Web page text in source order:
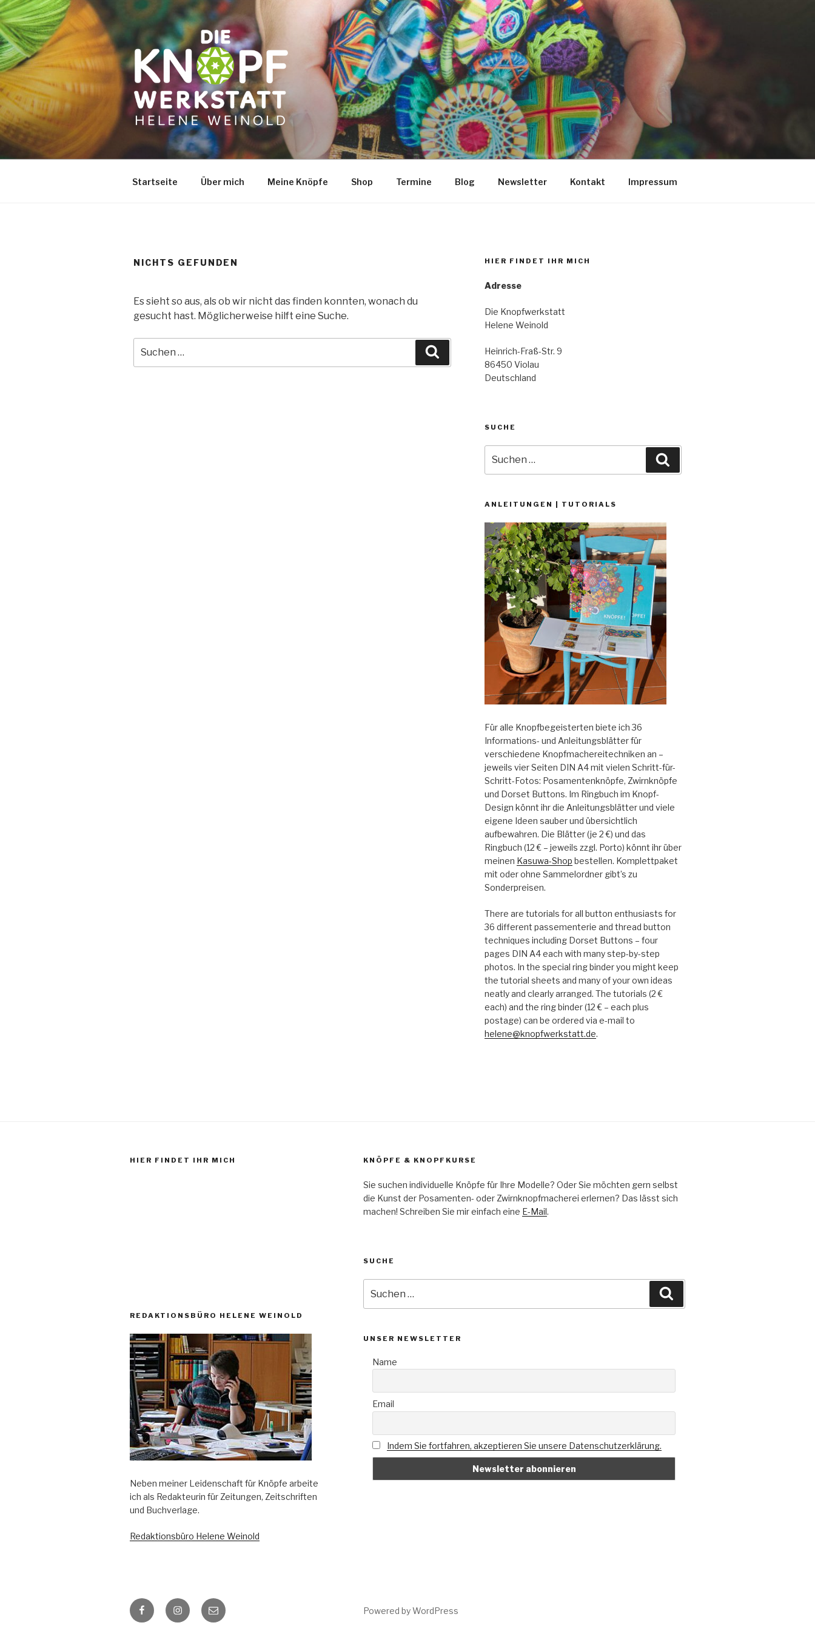
Zum
Inhalt
springen
Startseite Über mich Meine Knöpfe Shop Termine Blog Newsletter Kontakt Impressum
NICHTS GEFUNDEN
Es sieht so aus, als ob wir nicht das finden konnten, wonach du
gesucht hast. Möglicherweise hilft eine Suche.
nach:
HIER FINDET IHR MICH
Adresse
Die Knopfwerkstatt
Helene Weinold
Heinrich-Fraß-Str. 9
86450 Violau
Deutschland
SUCHE
nach:
ANLEITUNGEN | TUTORIALS
Für alle Knopfbegeisterten biete ich 36
Informations- und Anleitungsblätter für
verschiedene Knopfmachereitechniken an –
jeweils vier Seiten DIN A4 mit vielen Schritt-für-
Schritt-Fotos: Posamentenknöpfe, Zwirnknöpfe
und Dorset Buttons. Im Ringbuch im Knopf-
Design könnt ihr die Anleitungsblätter und viele
eigene Ideen sauber und übersichtlich
aufbewahren. Die Blätter (je 2 €) und das
Ringbuch (12 € – jeweils zzgl. Porto) könnt ihr über
meinen Kasuwa-Shop bestellen. Komplettpaket
mit oder ohne Sammelordner gibt’s zu
Sonderpreisen.
There are tutorials for all button enthusiasts for
36 different passementerie and thread button
techniques including Dorset Buttons – four
pages DIN A4 each with many step-by-step
photos. In the special ring binder you might keep
the tutorial sheets and many of your own ideas
neatly and clearly arranged. The tutorials (2 €
each) and the ring binder (12 € – each plus
postage) can be ordered via e-mail to
helene@knopfwerkstatt.de.
HIER FINDET IHR MICH
REDAKTIONSBÜRO HELENE WEINOLD
Neben meiner Leidenschaft für Knöpfe arbeite
ich als Redakteurin für Zeitungen, Zeitschriften
und Buchverlage.
Redaktionsbüro Helene Weinold
KNÖPFE & KNOPFKURSE
Sie suchen individuelle Knöpfe für Ihre Modelle? Oder Sie möchten gern selbst
die Kunst der Posamenten- oder Zwirnknopfmacherei erlernen? Das lässt sich
machen! Schreiben Sie mir einfach eine E-Mail.
SUCHE
nach:
UNSER NEWSLETTER
Name
Email
Indem Sie fortfahren, akzeptieren Sie unsere Datenschutzerklärung.
FacebookInstagram
E-
Mail
Powered by WordPress